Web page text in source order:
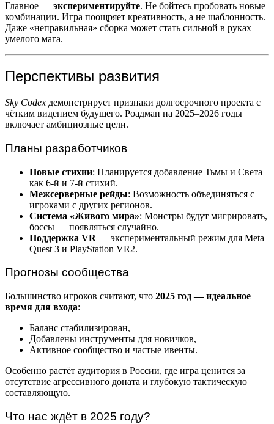
Главное — экспериментируйте. Не бойтесь пробовать новые
комбинации. Игра поощряет креативность, а не шаблонность.
Даже «неправильная» сборка может стать сильной в руках
умелого мага.
Перспективы развития
Sky Codex демонстрирует признаки долгосрочного проекта с
чётким видением будущего. Роадмап на 2025–2026 годы
включает амбициозные цели.
Планы разработчиков
Новые стихии: Планируется добавление Тьмы и Света
как 6-й и 7-й стихий.
Межсерверные рейды: Возможность объединяться с
игроками с других регионов.
Система «Живого мира»: Монстры будут мигрировать,
боссы — появляться случайно.
Поддержка VR — экспериментальный режим для Meta
Quest 3 и PlayStation VR2.
Прогнозы сообщества
Большинство игроков считают, что 2025 год — идеальное
время для входа:
Баланс стабилизирован,
Добавлены инструменты для новичков,
Активное сообщество и частые ивенты.
Особенно растёт аудитория в России, где игра ценится за
отсутствие агрессивного доната и глубокую тактическую
составляющую.
Что нас ждёт в 2025 году?